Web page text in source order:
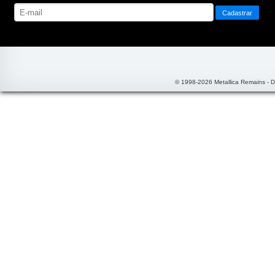
© 1998-2026 Metallica Remains -